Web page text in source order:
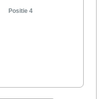
Positie 4